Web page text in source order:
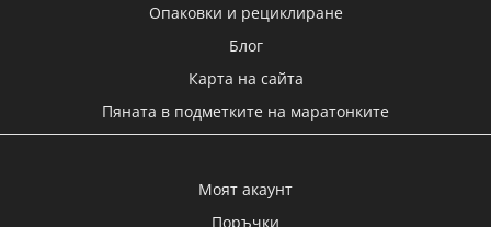
23
Часа Мин
Опаковки и рециклиране
Блог
Карта на сайта
Пяната в подметките на маратонките
Моят акаунт
Поръчки